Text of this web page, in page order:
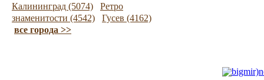
Калининград (5074)
Ретро
знаменитости (4542)
Гусев (4162)
все города >>